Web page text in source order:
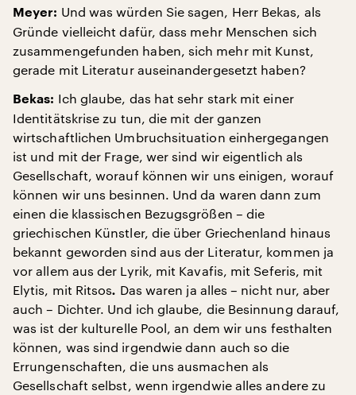
Meyer: Und was würden Sie sagen, Herr Bekas, als
Gründe vielleicht dafür, dass mehr Menschen sich
zusammengefunden haben, sich mehr mit Kunst,
gerade mit Literatur auseinandergesetzt haben?
Bekas: Ich glaube, das hat sehr stark mit einer
Identitätskrise zu tun, die mit der ganzen
wirtschaftlichen Umbruchsituation einhergegangen
ist und mit der Frage, wer sind wir eigentlich als
Gesellschaft, worauf können wir uns einigen, worauf
können wir uns besinnen. Und da waren dann zum
einen die klassischen Bezugsgrößen – die
griechischen Künstler, die über Griechenland hinaus
bekannt geworden sind aus der Literatur, kommen ja
vor allem aus der Lyrik, mit Kavafis, mit Seferis, mit
Elytis, mit Ritsos. Das waren ja alles – nicht nur, aber
auch – Dichter. Und ich glaube, die Besinnung darauf,
was ist der kulturelle Pool, an dem wir uns festhalten
können, was sind irgendwie dann auch so die
Errungenschaften, die uns ausmachen als
Gesellschaft selbst, wenn irgendwie alles andere zu